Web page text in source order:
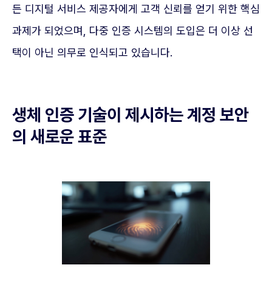
든 디지털 서비스 제공자에게 고객 신뢰를 얻기 위한 핵심
과제가 되었으며, 다중 인증 시스템의 도입은 더 이상 선
택이 아닌 의무로 인식되고 있습니다.
생체 인증 기술이 제시하는 계정 보안
의 새로운 표준